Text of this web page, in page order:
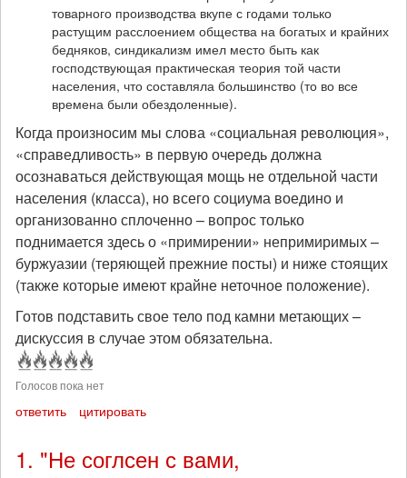
товарного производства вкупе с годами только
растущим расслоением общества на богатых и крайних
бедняков, синдикализм имел место быть как
господствующая практическая теория той части
населения, что составляла большинство (то во все
времена были обездоленные).
Когда произносим мы слова «социальная революция»,
«справедливость» в первую очередь должна
осознаваться действующая мощь не отдельной части
населения (класса), но всего социума воедино и
организованно сплоченно – вопрос только
поднимается здесь о «примирении» непримиримых –
буржуазии (теряющей прежние посты) и ниже стоящих
(также которые имеют крайне неточное положение).
Готов подставить свое тело под камни метающих –
дискуссия в случае этом обязательна.
Голосов пока нет
ответить цитировать
1. "Не соглсен с вами,